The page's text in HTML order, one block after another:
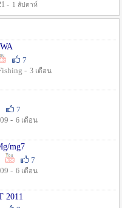
- 1 สัปดาห์
7
- 3 เดือน
7
- 6 เดือน
mg7
7
- 6 เดือน
2011